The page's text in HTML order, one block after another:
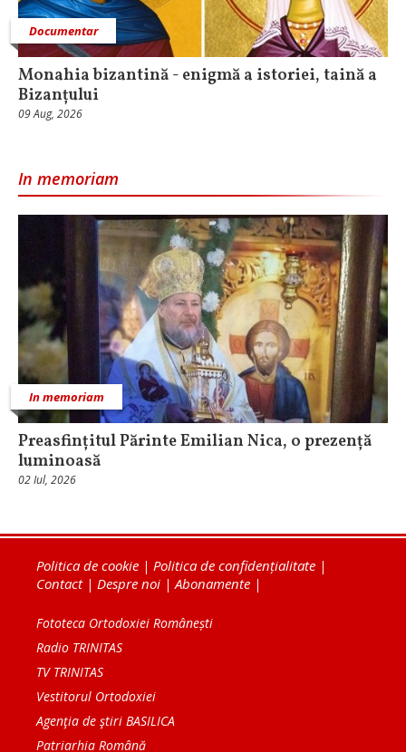
Documentar
Monahia bizantină - enigmă a istoriei, taină a
Bizanțului
09 Aug, 2026
In memoriam
In memoriam
Preasfințitul Părinte Emilian Nica, o prezență
luminoasă
02 Iul, 2026
Politica de cookie | Politica de confidențialitate |
Contact| Despre noi | Abonamente |
Fototeca Ortodoxiei Românești
Radio TRINITAS
TV TRINITAS
Vestitorul Ortodoxiei
Agenţia de ştiri BASILICA
Patriarhia Română